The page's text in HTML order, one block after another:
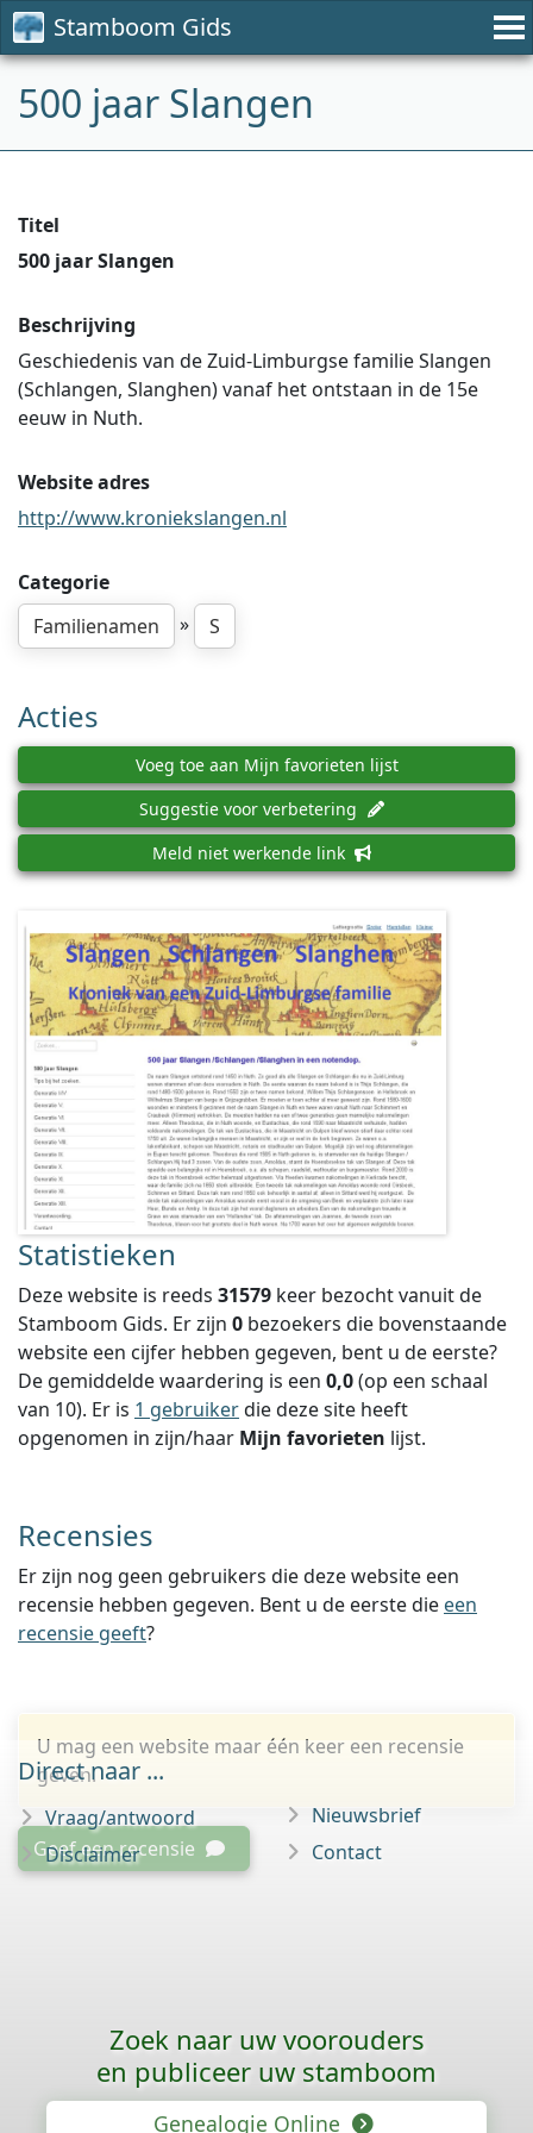
Stamboom Gids
500 jaar Slangen
Titel
500 jaar Slangen
Beschrijving
Geschiedenis van de Zuid-Limburgse familie Slangen
(Schlangen, Slanghen) vanaf het ontstaan in de 15e
eeuw in Nuth.
Website adres
http://www.kroniekslangen.nl
Categorie
Familienamen
» S
Acties
Voeg toe aan Mijn favorieten lijst
Suggestie voor verbetering
Meld niet werkende link
Statistieken
Deze website is reeds 31579 keer bezocht vanuit de
Stamboom Gids. Er zijn 0 bezoekers die bovenstaande
website een cijfer hebben gegeven, bent u de eerste?
De gemiddelde waardering is een 0,0(op een schaal
van 10). Er is 1 gebruikerdie deze site heeft
opgenomen in zijn/haar Mijn favorieten lijst.
Recensies
Er zijn nog geen gebruikers die deze website een
recensie hebben gegeven. Bent u de eerste die een
recensie geeft?
U mag een website maar één keer een recensie
geven.
Geef een recensie
Direct naar ...
Vraag/antwoord
Disclaimer
Nieuwsbrief
Contact
Zoek naar uw voorouders
en publiceer uw stamboom
Genealogie Online